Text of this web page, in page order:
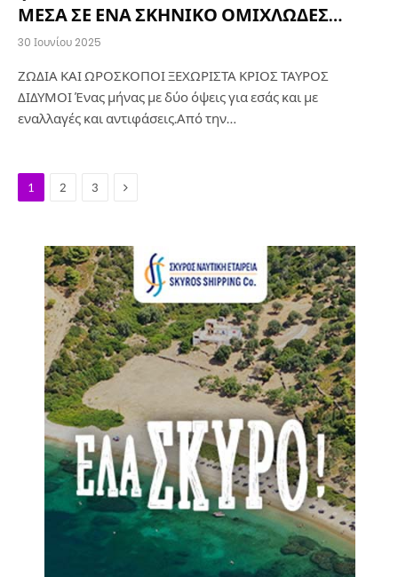
ΜΕΣΑ ΣΕ ΕΝΑ ΣΚΗΝΙΚΟ ΟΜΙΧΛΩΔΕΣ…
30 Ιουνίου 2025
ΖΩΔΙΑ ΚΑΙ ΩΡΟΣΚΟΠΟΙ ΞΕΧΩΡΙΣΤΑ ΚΡΙΟΣ ΤΑΥΡΟΣ
ΔΙΔΥΜΟΙ Ένας μήνας με δύο όψεις για εσάς και με
εναλλαγές και αντιφάσεις.Από την…
1 2 3 Next